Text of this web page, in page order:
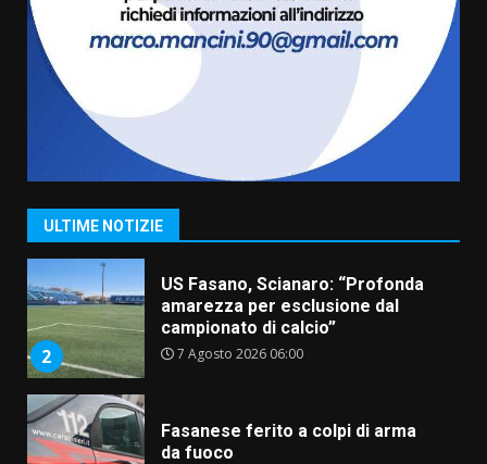
ULTIME NOTIZIE
La magia del Minareto e la prima
assoluta de “L’Albergo
Belvedere. Il rapimento”
6 Agosto 2026 06:15
1
“I Contestatori: Musica di
Rivoluzione”: nuovo
appuntamento con “Fasano in
2
US Fasano, Scianaro: “Profonda
amarezza per esclusione dal
campionato di calcio”
7 Agosto 2026 06:00
Fasanese ferito a colpi di arma
da fuoco